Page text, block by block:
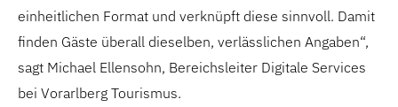
einheitlichen Format und verknüpft diese sinnvoll. Damit
finden Gäste überall dieselben, verlässlichen Angaben“,
sagt Michael Ellensohn, Bereichsleiter Digitale Services
bei Vorarlberg Tourismus.